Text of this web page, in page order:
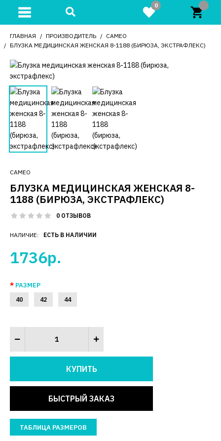
0
ГЛАВНАЯ ПРОИЗВОДИТЕЛЬ
CAMEO
БЛУЗКА МЕДИЦИНСКАЯ ЖЕНСКАЯ 8-1188 (БИРЮЗА, ЭКСТРАФЛЕКС)
CAMEO
БЛУЗКА МЕДИЦИНСКАЯ ЖЕНСКАЯ 8-
1188 (БИРЮЗА, ЭКСТРАФЛЕКС)
0 ОТЗЫВОВ
НАЛИЧИЕ: ЕСТЬ В НАЛИЧИИ
1736р.
РАЗМЕР
40 42 44
БЫСТРЫЙ ЗАКАЗ
ТАБЛИЦА РАЗМЕРОВ